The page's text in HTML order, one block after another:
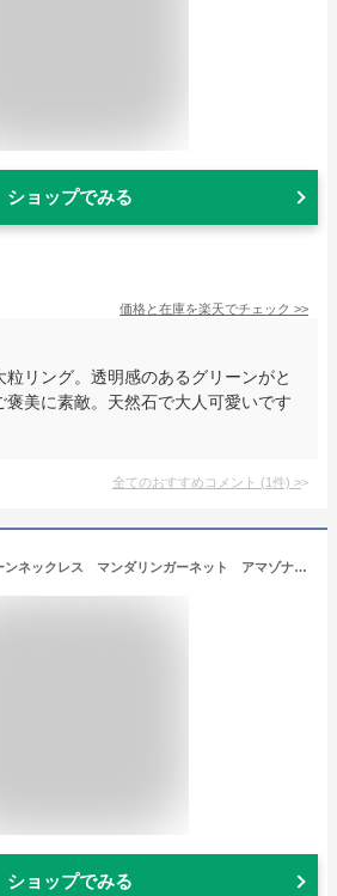
ショップでみる
価格と在庫を楽天でチェック >>
リング。透明感のあるグリーンがと
褒美に素敵。天然石で大人可愛いです
全てのおすすめコメント (1件) >
K10 カラーストーンネックレス マンダリンガーネット アマゾナイト モルガナイト タンザナイト イエローゴールド ドロップ プレゼント ギフト 雫 10金 誕生日 ご褒美
ショップでみる